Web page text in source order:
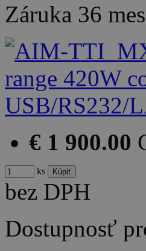
Záruka 36
€ 1 900.00
ks
bez DPH
Dostupnosť